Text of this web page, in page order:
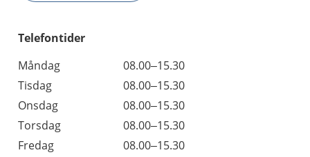
Telefontider
Måndag
08.00–15.30
Tisdag
08.00–15.30
Onsdag
08.00–15.30
Torsdag
08.00–15.30
Fredag
08.00–15.30